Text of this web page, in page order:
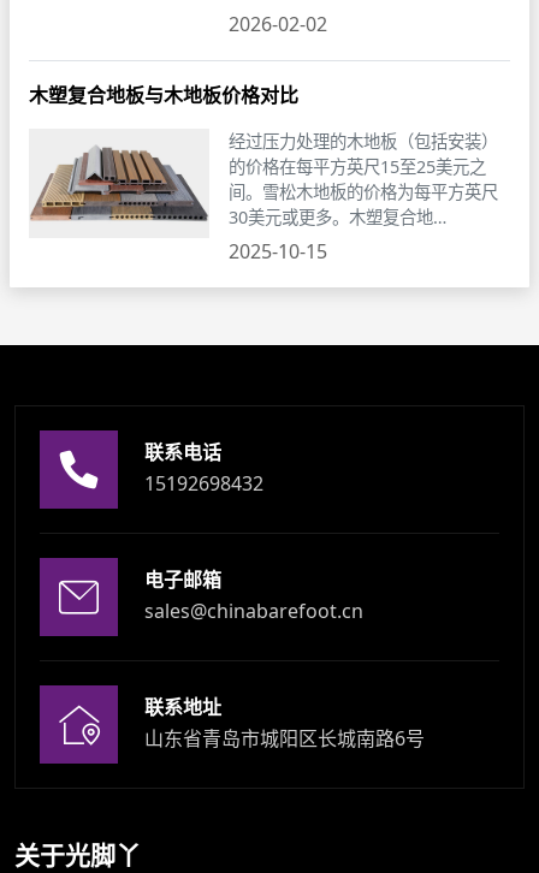
2026-02-02
木塑复合地板与木地板价格对比
经过压力处理的木地板（包括安装）
的价格在每平方英尺15至25美元之
间。雪松木地板的价格为每平方英尺
30美元或更多。木塑复合地…
2025-10-15
联系电话
15192698432
电子邮箱
sales@chinabarefoot.cn
联系地址
山东省青岛市城阳区长城南路6号
关于光脚丫